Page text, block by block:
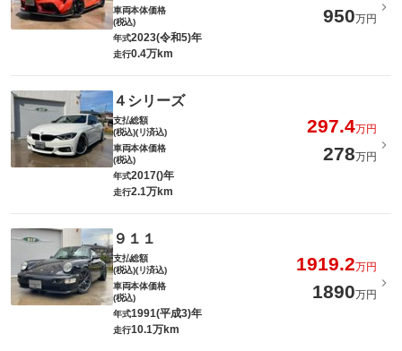
車両本体価格
(税込)
950万円
年式2023(令和5)年
走行0.4万km
４シリーズ
支払総額
(税込)(リ済込)
297.4万円
車両本体価格
(税込)
278万円
年式2017()年
走行2.1万km
９１１
支払総額
(税込)(リ済込)
1919.2万円
車両本体価格
(税込)
1890万円
年式1991(平成3)年
走行10.1万km